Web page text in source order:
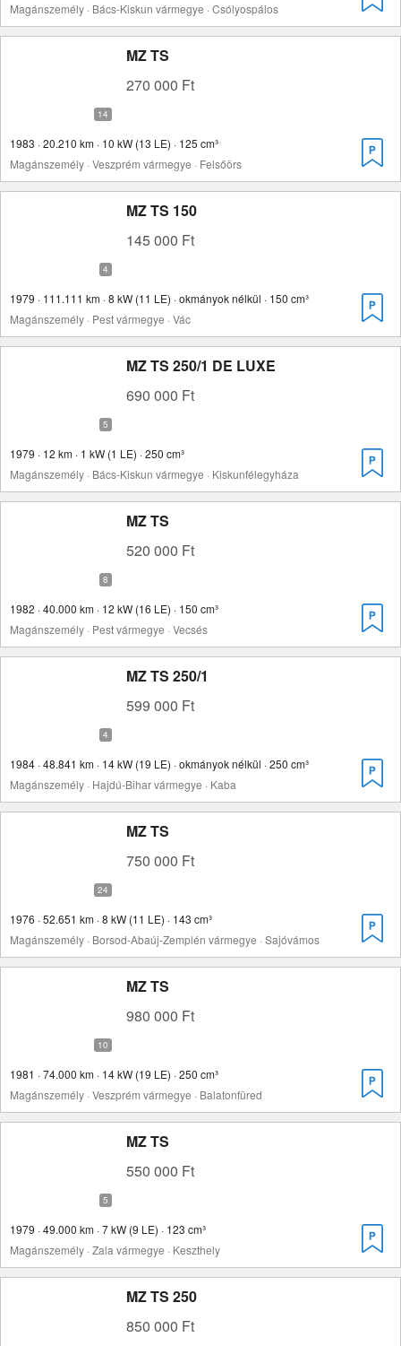
Magánszemély · Bács-Kiskun vármegye · Csólyospálos
MZ TS
270 000 Ft
1983 · 20.210 km · 10 kW (13 LE) · 125 cm³
Magánszemély · Veszprém vármegye · Felsőörs
MZ TS 150
145 000 Ft
1979 · 111.111 km · 8 kW (11 LE) · okmányok nélkül · 150 cm³
Magánszemély · Pest vármegye · Vác
MZ TS 250/1 DE LUXE
690 000 Ft
1979 · 12 km · 1 kW (1 LE) · 250 cm³
Magánszemély · Bács-Kiskun vármegye · Kiskunfélegyháza
MZ TS
520 000 Ft
1982 · 40.000 km · 12 kW (16 LE) · 150 cm³
Magánszemély · Pest vármegye · Vecsés
MZ TS 250/1
599 000 Ft
1984 · 48.841 km · 14 kW (19 LE) · okmányok nélkül · 250 cm³
Magánszemély · Hajdú-Bihar vármegye · Kaba
MZ TS
750 000 Ft
1976 · 52.651 km · 8 kW (11 LE) · 143 cm³
Magánszemély · Borsod-Abaúj-Zemplén vármegye · Sajóvámos
MZ TS
980 000 Ft
1981 · 74.000 km · 14 kW (19 LE) · 250 cm³
Magánszemély · Veszprém vármegye · Balatonfüred
MZ TS
550 000 Ft
1979 · 49.000 km · 7 kW (9 LE) · 123 cm³
Magánszemély · Zala vármegye · Keszthely
MZ TS 250
850 000 Ft